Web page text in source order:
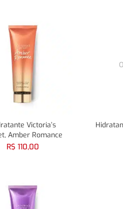
Victoria’s
Amber Romance
R$ 110,00